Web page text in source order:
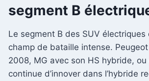
segment B
Le segment B des SUV électriques
champ de bataille intense.
2008, MG avec son HS hybride,
continue d’innover dans l’hybride